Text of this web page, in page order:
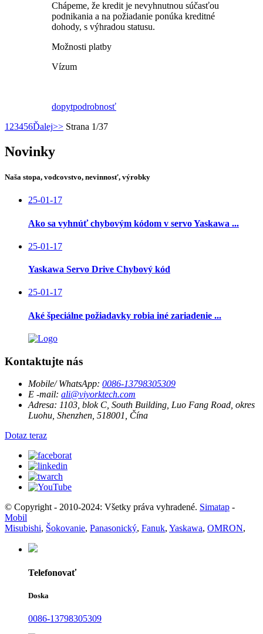
Chápeme, že kredit je nevyhnutnou súčasťou
podnikania a na požiadanie ponúka kreditné
dohody, s výhradou statusu.
Možnosti platby
Vízum
dopytpodrobnosť
1 23456Ďalej>> Strana 1/37
Novinky
Naša stopa, vodcovstvo, nevinnosť, výrobky
25-01-17
Ako sa vyhnúť chybovým kódom v servo Yaskawa ...
25-01-17
Yaskawa Servo Drive Chybový kód
25-01-17
Aké špeciálne požiadavky robia iné zariadenie ...
Kontaktujte nás
Mobile/ WhatsApp: 0086-13798305309
E -mail: ali@viyorktech.com
Adresa: 1103, blok C, South Building, Luo Fang Road, okres
Luohu, Shenzhen, 518001, Čína
Dotaz teraz
© Copyright - 2010-2024: Všetky práva vyhradené. Simatap -
Mobil
Misubishi, Šokovanie, Panasonický, Fanuk, Yaskawa, OMRON,
Telefonovať
Doska
0086-13798305309